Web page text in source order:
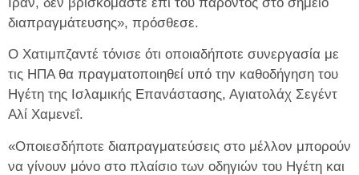
διαπραγμάτευσης», πρόσθεσε.
Ο Χατιμπζαντέ τόνισε ότι οποιαδήποτε συνεργασία με
τις ΗΠΑ θα πραγματοποιηθεί υπό την καθοδήγηση του
Ηγέτη της Ισλαμικής Επανάστασης, Αγιατολάχ Σεγέντ
Αλί Χαμενεΐ.
«Οποιεσδήποτε διαπραγματεύσεις στο μέλλον μπορούν
να γίνουν μόνο στο πλαίσιο των οδηγιών του Ηγέτη και